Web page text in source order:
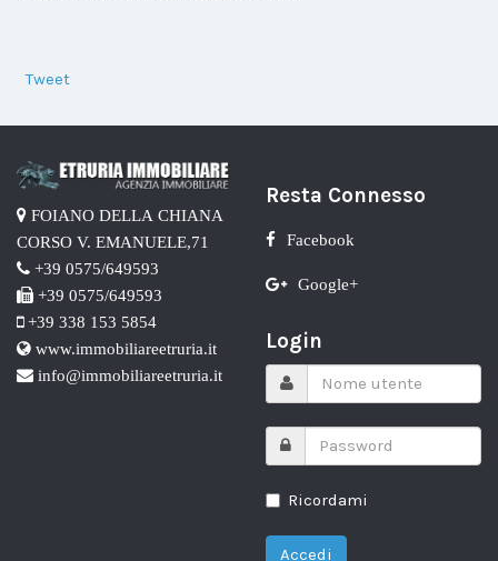
Tweet
FOIANO DELLA CHIANA
CORSO V. EMANUELE,71
+39 0575/649593
+39 0575/649593
+39 338 153 5854
www.immobiliareetruria.it
info@immobiliareetruria.it
Resta Connesso
Facebook
Google+
Login
Ricordami